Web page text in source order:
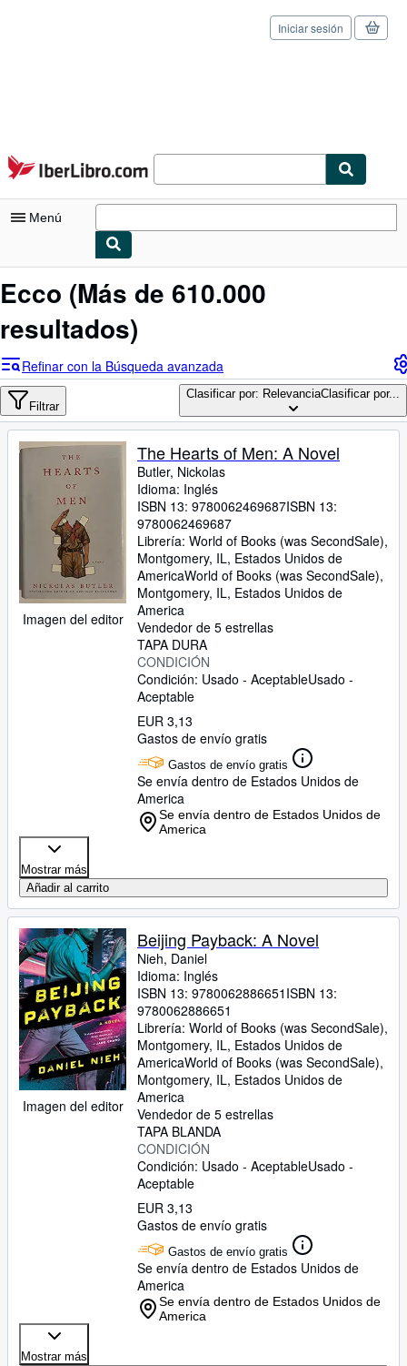
Pasar al contenido principal
IberLibro.com
Iniciar sesión
Menú
Mi cuenta
Consultar mis pedidos
Búsqueda avanzada
Colecciones
Libros antiguos
Arte y coleccionismo
Vendedores
Comenzar a vender
Ayuda
CERRAR
Ecco (Más de 610.000
resultados)
Refinar con la Búsqueda avanzada
Filtrar
Clasificar por: RelevanciaClasificar por...
Imagen del editor
The Hearts of Men: A Novel
Butler, Nickolas
Idioma: Inglés
ISBN 13: 9780062469687ISBN 13:
9780062469687
Librería: World of Books (was SecondSale),
Montgomery, IL, Estados Unidos de
AmericaWorld of Books (was SecondSale),
Montgomery, IL, Estados Unidos de
America
Vendedor de 5 estrellas
TAPA DURA
CONDICIÓN
Condición: Usado - AceptableUsado -
Aceptable
EUR 3,13
Gastos de envío gratis
Gastos de envío gratis
Se envía dentro de Estados Unidos de
America
Se envía dentro de Estados Unidos de
America
Mostrar más
Añadir al carrito
Imagen del editor
Beijing Payback: A Novel
Nieh, Daniel
Idioma: Inglés
ISBN 13: 9780062886651 ISBN 13:
9780062886651
Librería: World of Books (was SecondSale),
Montgomery, IL, Estados Unidos de
AmericaWorld of Books (was SecondSale),
Montgomery, IL, Estados Unidos de
America
Vendedor de 5 estrellas
TAPA BLANDA
CONDICIÓN
Condición: Usado - AceptableUsado -
Aceptable
EUR 3,13
Gastos de envío gratis
Gastos de envío gratis
Se envía dentro de Estados Unidos de
America
Se envía dentro de Estados Unidos de
America
Mostrar más